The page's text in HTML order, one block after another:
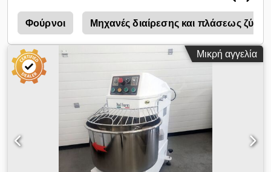
ένα μπολ για τα συστατικά και ένα εργαλείο ανάμιξης (σπείρα)
Προδιαγραφές του ηλεκτρικού μίξερ ζύμης Χωρητικότητα
αλεύρου: 16 kg Dcodpfx Aouu Ef Ssqiek Χωρητικότητα μπολ:
40 λίτρα Ταχύτητα ανάμειξης: 150/200 r/min Ταχύτητα μπολ:
15/20 r/min Τάση: 220V/380V 50Hz Ηλεκτρική ισχύς: 3 kW
Μέγεθος μηχανήματος: 800x480x1000 mm
Φούρνοι Μηχανές διαίρεσης και πλάσεως ζύμης
Μικρή αγγελία